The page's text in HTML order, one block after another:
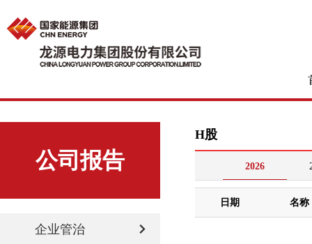
公司报告
企业管治
H股
2026